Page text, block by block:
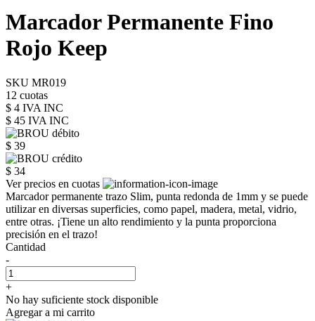
Marcador Permanente Fino
Rojo Keep
SKU MR019
12 cuotas
$ 4 IVA INC
$ 45 IVA INC
$ 39
$ 34
Ver precios en cuotas
Marcador permanente trazo Slim, punta redonda de 1mm y se puede
utilizar en diversas superficies, como papel, madera, metal, vidrio,
entre otras. ¡Tiene un alto rendimiento y la punta proporciona
precisión en el trazo!
Cantidad
-
+
No hay suficiente stock disponible
Agregar a mi carrito